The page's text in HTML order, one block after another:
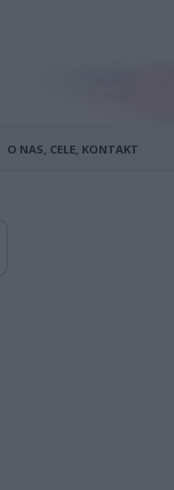
O NAS, CELE, KONTAKT